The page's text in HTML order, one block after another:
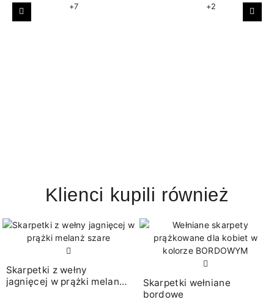
+7 +2
Poprzedni
Klienci kupili również
Skarpetki z wełny
jagnięcej w prążki melanż
Skarpetki wełniane
bordowe